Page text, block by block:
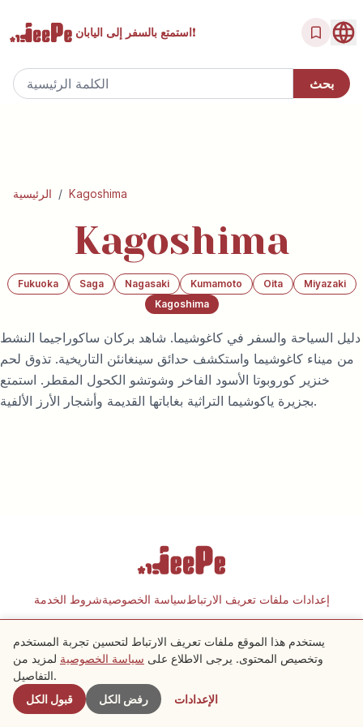
استمتع بالسفرإلى اليابان!
الرئيسية / Kagoshima
Kagoshima
Fukuoka Saga Nagasaki Kumamoto Oita
Miyazaki
Kagoshima
دليل السياحة والسفر في كاغوشيما. شاهد بركان ساكوراجيما النشط
من ميناء كاغوشيما واستكشف حدائق سينغانئن التاريخية. تذوق لحم
خنزير كوروبوتا الأسود الفاخر وشوتشو الكحول المقطر. استمتع
بجزيرة ياكوشيما التراثية بغاباتها القديمة وأشجار الأرز الألفية.
شروط الخدمةسياسة الخصوصيةإعدادات ملفات تعريف الارتباط
Copyright © 2026 JeePe Inc. All rights reserved.
يستخدم هذا الموقع ملفات تعريف الارتباط لتحسين تجربة المستخدم
وتخصيص المحتوى. يرجى الاطلاع على سياسة الخصوصية لمزيد من
التفاصيل.
قبول الكل
رفض الكل الإعدادات